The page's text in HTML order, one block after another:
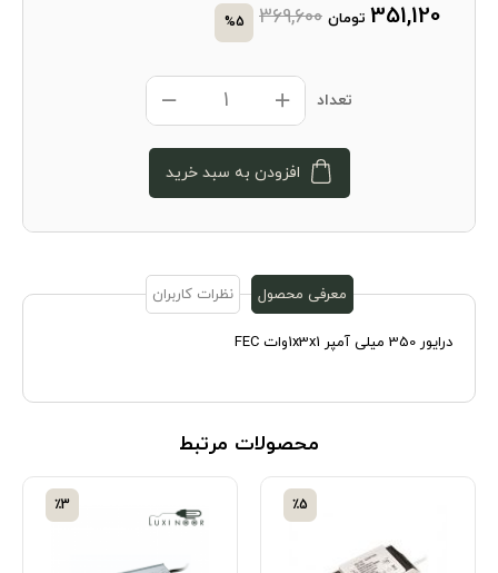
351,120 تومان 369,600
%5
تعداد
افزودن به سبد خرید
معرفی محصول نظرات کاربران
درایور 350 میلی آمپر 1x3x1وات FEC
محصولات مرتبط
٪5 ٪3